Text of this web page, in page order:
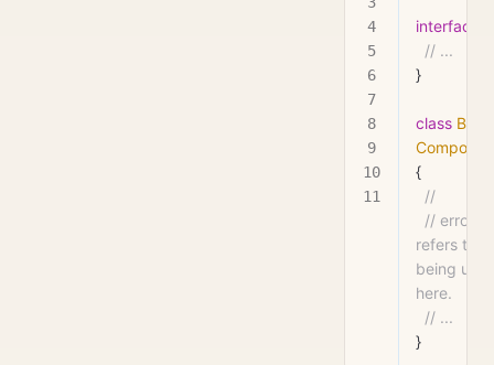
interface
  // ...
}
class
{
//
refers to
being
here.
  // ...
}